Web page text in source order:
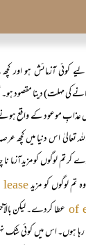
کوئی آزمائش ہو اور
کی مہلت) دینا مقصود ہو۔‘‘
موعود کے واقع ہونے
تعالیٰ اس دنیا میں کچھ
تم لوگوں کو مزیدآزما نا
لوگوں کو مزید
of عطا کردے۔ لیکن
رہا ہوں۔ اس میں کوئی شک